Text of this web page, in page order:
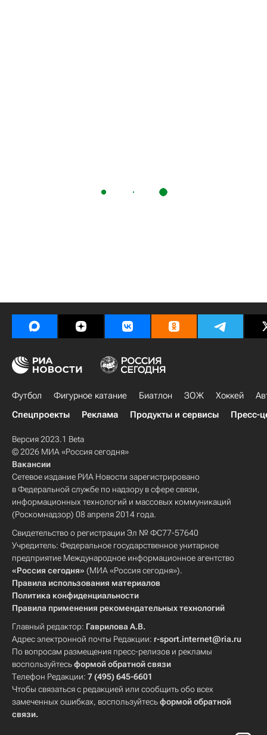
Футбол Фигурное катание Биатлон ЗОЖ Хоккей
Спецпроекты
Реклама Продукты и сервисы Пресс-
Версия 2023.1 Beta
© 2026 МИА «Россия сегодня»
Вакансии
Сетевое издание РИА Новости зарегистрировано
в Федеральной службе по надзору в сфере связи,
информационных технологий и массовых коммуникаций
(Роскомнадзор) 08 апреля 2014 года.
Свидетельство о регистрации Эл № ФС77-57640
Учредитель: Федеральное государственное унитарное
предприятие Международное информационное агентство
«Россия сегодня» (МИА «Россия сегодня»).
Правила использования материалов
Политика конфиденциальности
Правила применения рекомендательных технологий
Главный редактор: Гаврилова А.В.
Адрес электронной почты Редакции: r-sport.internet@ria.ru
По вопросам размещения пресс-релизов и рекламы
воспользуйтесьформой обратной связи
Телефон Редакции: 7 (495) 645-6601
Чтобы связаться с редакцией или сообщить обо всех
замеченных ошибках, воспользуйтесьформой обратной
связи.